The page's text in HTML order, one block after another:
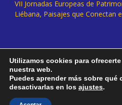
VII Jornadas Europeas de
Liébana, Paisajes que Conectan
Utilizamos cookies para
nuestra web.
Puedes aprender más sobre qué
desactivarlas en los ajustes.